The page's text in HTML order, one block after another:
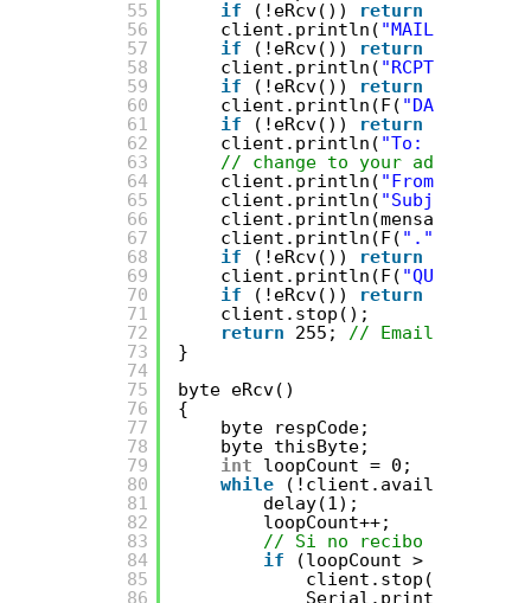
55
56
57
58
59
60
61
62
63
64
65
66
67
68
69
70
71
72
73
74
75
76
77
78
79
80
81
82
83
84
85
86
if
(!eRcv()) return
client.println( "MAIL From: <"
if
(!eRcv()) return
client.println( "RCPT To: "
if
(!eRcv()) return
client.println(F( "DATA"
if
(!eRcv()) return
client.println( "To: You <"
// change to your address
client.println( "From: cuenta
client.println( "Subject: "
client.println(mensaje);
client.println(F( "."
if
(!eRcv()) return
client.println(F( "QUIT"
if
(!eRcv()) return
client.stop();
return
255; // Email enviado
}
byte eRcv()
{
byte respCode;
byte thisByte;
int
loopCount = 0;
while
(!client.available()) {
delay(1);
loopCount++;
// Si no recibo nada en
if
(loopCount > 10000) {
client.stop();
Serial.println(F(